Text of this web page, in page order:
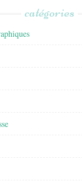
catégories